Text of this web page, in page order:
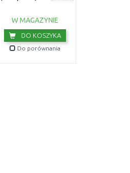
W MAGAZYNIE
DO KOSZYKA
Do porównania